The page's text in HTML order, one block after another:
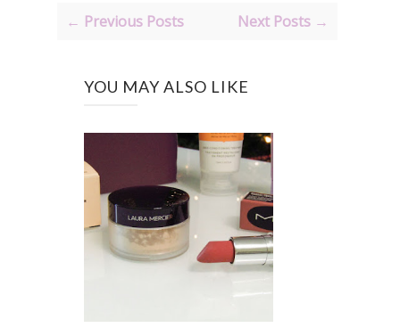
← Previous Posts Next Posts →
YOU MAY ALSO LIKE